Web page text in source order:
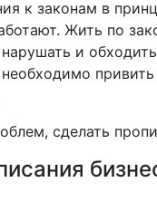
к законам в
Жить по
нарушать и
сделать